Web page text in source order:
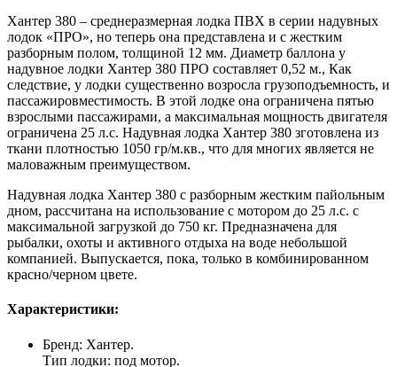
Хантер 380 – среднеразмерная лодка ПВХ в серии надувных
лодок «ПРО», но теперь она представлена и с жестким
разборным полом, толщиной 12 мм. Диаметр баллона у
надувное лодки Хантер 380 ПРО составляет 0,52 м., Как
следствие, у лодки существенно возросла грузоподъемность, и
пассажировместимость. В этой лодке она ограничена пятью
взрослыми пассажирами, а максимальная мощность двигателя
ограничена 25 л.с. Надувная лодка Хантер 380 зготовлена из
ткани плотностью 1050 гр/м.кв., что для многих является не
маловажным преимуществом.
Надувная лодка Хантер 380 с разборным жестким пайольным
дном, рассчитана на использование с мотором до 25 л.с. с
максимальной загрузкой до 750 кг. Предназначена для
рыбалки, охоты и активного отдыха на воде небольшой
компанией. Выпускается, пока, только в комбинированном
красно/черном цвете.
Характеристики:
Бренд: Хантер.
Тип лодки: под мотор.